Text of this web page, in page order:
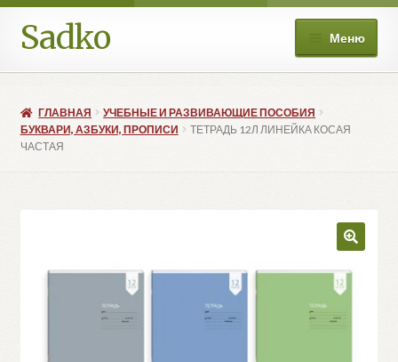
Перейти
к
навигации
Перейти
к
содержимому
Sadko Меню
Книжные подборки
Магазин
Избранное
ГЛАВНАЯ
УЧЕБНЫЕ И РАЗВИВАЮЩИЕ ПОСОБИЯ
БУКВАРИ, АЗБУКИ, ПРОПИСИ
ТЕТРАДЬ 12Л ЛИНЕЙКА КОСАЯ
ЧАСТАЯ